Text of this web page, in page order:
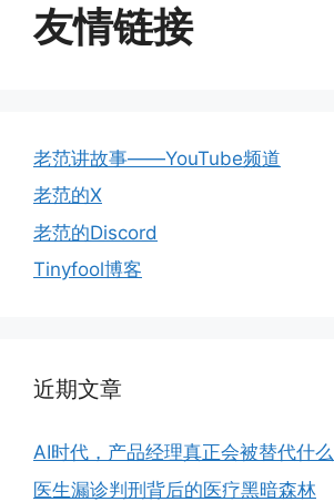
友情链接
老范讲故事——YouTube频道
老范的X
老范的Discord
Tinyfool博客
近期文章
AI时代，产品经理真正会被替代什么
医生漏诊判刑背后的医疗黑暗森林